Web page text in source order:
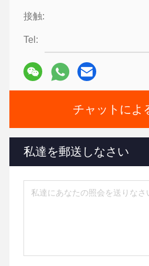
接触:
Tel:
チャットによ
私達を郵送しなさい